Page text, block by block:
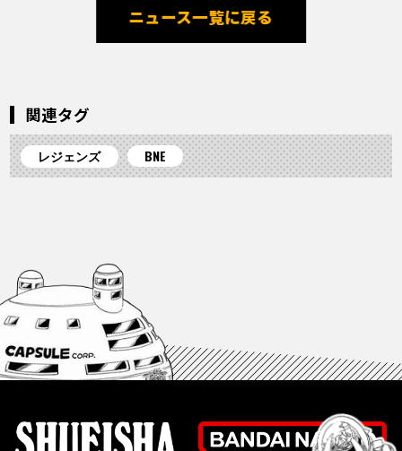
ニュース一覧に戻る
関連タグ
レジェンズ BNE